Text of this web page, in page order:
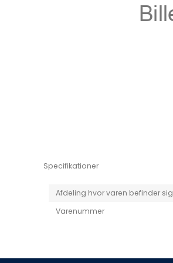
Specifikationer
Afdeling hvor varen befinder sig
Varenummer